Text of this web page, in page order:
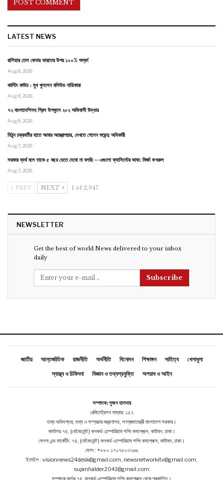
LATEST NEWS
রাশিয়ার তেল কেনায় ভারতের উপর ১০০% শুল্ক!
Aug 8, 2026
কাস্টিং কাউচ : মুখ খুললেন বলিউড নায়িকারা
Aug 8, 2026
৭২ বাংলাদেশিসহ গ্রিস উপকূলে ২০২ অভিবাসী উদ্ধার
Aug 8, 2026
মিঠুন চক্রবর্তীর হাতে আবার অস্ত্রোপচার, দেখতে গেলেন শুভেন্দু অধিকারী
Aug 7, 2026
সরকার ব্যর্থ বলে তাকে ৫ বছর যেতে দেবো না বলছি—এগুলো ফ্যাসিস্টের ভাষা: মির্জা ফখরুল
Aug 7, 2026
PREV NEXT 1 of 2,947
NEWSLETTER
Get the best of world News delivered to your inbox
daily
Subscribe
জাতীয় আন্তর্জাতিক রাজনীতি অর্থনীতি বিনোদন শিক্ষাঙ্গন সাহিত্য
খেলাধুলা
স্বাস্থ্য ও চিকিৎসা
বিজ্ঞান ও তথ্যপ্রযুক্তি অপরাধ ও আইন
সম্পাদক: সুজন হালদার
রেজিস্ট্রেশন নাম্বার: ১৫২
তথ্য অধিদপ্তর, তথ্য ও সম্প্রচার মন্ত্রণালয়, গণপ্রজাতন্ত্রী বাংলাদেশ সরকার।
কার্যালয় ৭৪, (বেইজমেন্ট ) কনকর্ড এম্পোরিয়াম শপিং কমপ্লেক্স, কাটাবন, ঢাকা।
সেলস এন্ড মার্কেটিং: ৭৪, (বেইজমেন্ট ) কনকর্ড এম্পোরিয়াম শপিং কমপ্লেক্স, কাটাবন, ঢাকা।
ফোন : +৮৮০ ১৭১৭৫০৩২৬৬
ইমেইল : visionnews24desk@gmail.com, newsnetworkitv@gmail.com,
sujanhalder2041@gmail.com